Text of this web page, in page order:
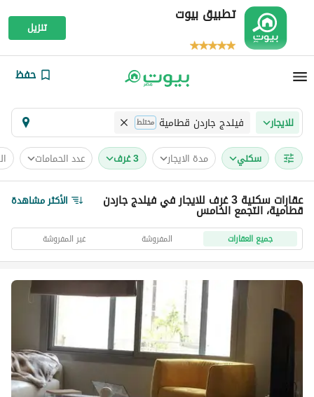
تطبيق بيوت
تنزيل
حفظ
للايجار فيلدج جاردن قطامية مختلط
سكني مدة الايجار 3 غرف عدد الحمامات
عقارات سكنية 3 غرف للايجار في فيلدج جاردنقطامية، التجمع الخامس الأكثر مشاهدة
جميع العقارات المفروشة غير المفروشة